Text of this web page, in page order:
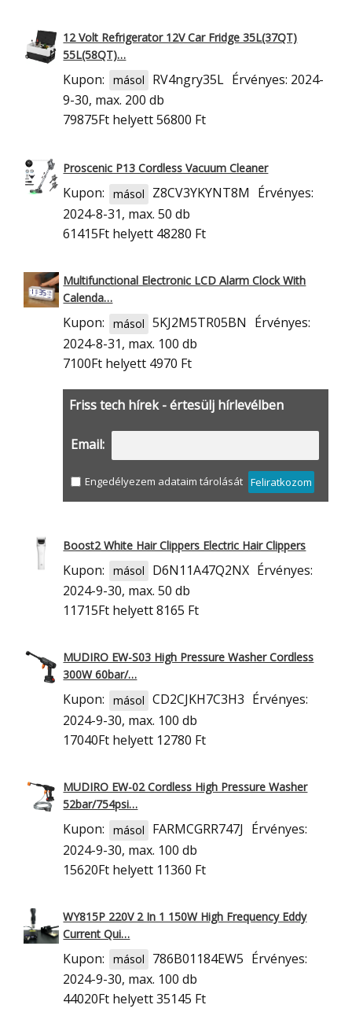
12 Volt Refrigerator 12V Car Fridge 35L(37QT)
55L(58QT)…
Kupon: másol RV4ngry35L Érvényes: 2024-
9-30, max. 200 db
79875Ft helyett 56800 Ft
Proscenic P13 Cordless Vacuum Cleaner
Kupon: másol Z8CV3YKYNT8M Érvényes:
2024-8-31, max. 50 db
61415Ft helyett 48280 Ft
Multifunctional Electronic LCD Alarm Clock With
Calenda…
Kupon: másol 5KJ2M5TR05BN Érvényes:
2024-8-31, max. 100 db
7100Ft helyett 4970 Ft
Friss tech hírek - értesülj hírlevélben
Email:
Engedélyezem adataim tárolását Feliratkozom
Boost2 White Hair Clippers Electric Hair Clippers
Kupon: másol D6N11A47Q2NX Érvényes:
2024-9-30, max. 50 db
11715Ft helyett 8165 Ft
MUDIRO EW-S03 High Pressure Washer Cordless
300W 60bar/…
Kupon: másol CD2CJKH7C3H3 Érvényes:
2024-9-30, max. 100 db
17040Ft helyett 12780 Ft
MUDIRO EW-02 Cordless High Pressure Washer
52bar/754psi…
Kupon: másol FARMCGRR747J Érvényes:
2024-9-30, max. 100 db
15620Ft helyett 11360 Ft
WY815P 220V 2 In 1 150W High Frequency Eddy
Current Qui…
Kupon: másol 786B01184EW5 Érvényes:
2024-9-30, max. 100 db
44020Ft helyett 35145 Ft